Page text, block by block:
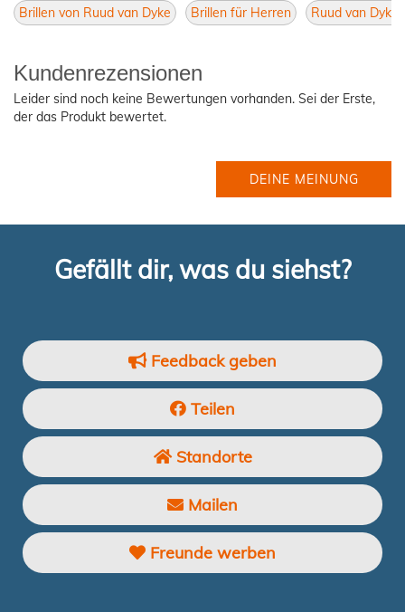
Brillen von Ruud van Dyke Brillen für Herren Ruud van Dyke
Kundenrezensionen
Leider sind noch keine Bewertungen vorhanden. Sei der Erste,
der das Produkt bewertet.
DEINE MEINUNG
Gefällt dir, was du siehst?
Feedback geben
Teilen
Standorte
Mailen
Freunde werben